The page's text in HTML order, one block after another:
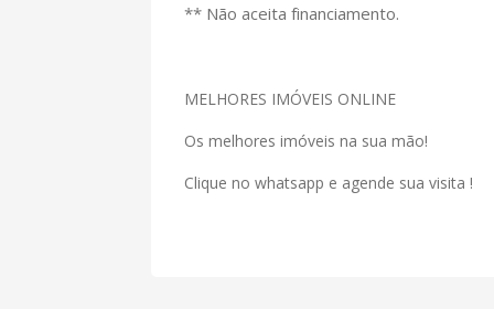
** Não aceita financiamento.
MELHORES IMÓVEIS ONLINE
Os melhores imóveis na sua mão!
Clique no whatsapp e agende sua visita !